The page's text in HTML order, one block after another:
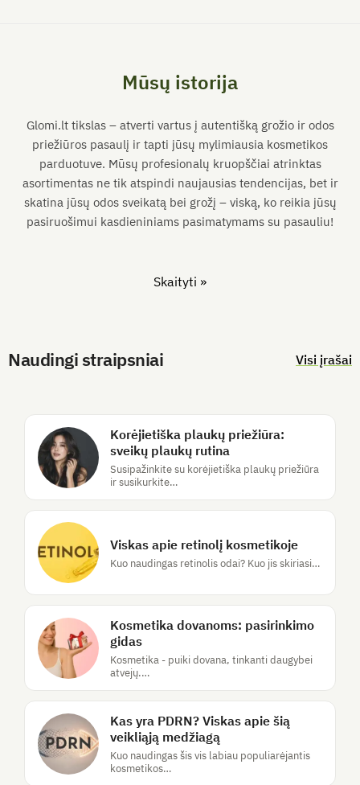
Mūsų istorija
Glomi.lt tikslas – atverti vartus į autentišką grožio ir odos
priežiūros pasaulį ir tapti jūsų mylimiausia kosmetikos
parduotuve. Mūsų profesionalų kruopščiai atrinktas
asortimentas ne tik atspindi naujausias tendencijas, bet ir
skatina jūsų odos sveikatą bei grožį – viską, ko reikia jūsų
pasiruošimui kasdieniniams pasimatymams su pasauliu!
Skaityti »
Visi įrašai
Naudingi straipsniai
Korėjietiška plaukų priežiūra:
sveikų plaukų rutina
Susipažinkite su korėjietiška plaukų priežiūra
ir susikurkite…
Viskas apie retinolį kosmetikoje
Kuo naudingas retinolis odai? Kuo jis skiriasi…
Kosmetika dovanoms: pasirinkimo
gidas
Kosmetika - puiki dovana, tinkanti daugybei
atvejų.…
Kas yra PDRN? Viskas apie šią
veikliąją medžiagą
Kuo naudingas šis vis labiau populiarėjantis
kosmetikos…